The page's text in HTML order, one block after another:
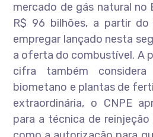
mercado de gás natural no
R$ 96 bilhões, a partir do
empregar lançado nesta
a oferta do combustível. A
cifra também considera
biometano e plantas de
extraordinária, o CNPE
para a técnica de